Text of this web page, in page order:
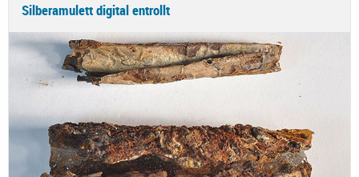
Silberamulett digital entrollt